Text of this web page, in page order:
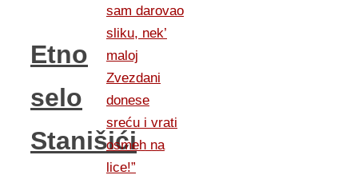
Etno
selo
Stanišići
sam darovao
sliku, nek’
maloj
Zvezdani
donese
sreću i vrati
osmeh na
lice!”